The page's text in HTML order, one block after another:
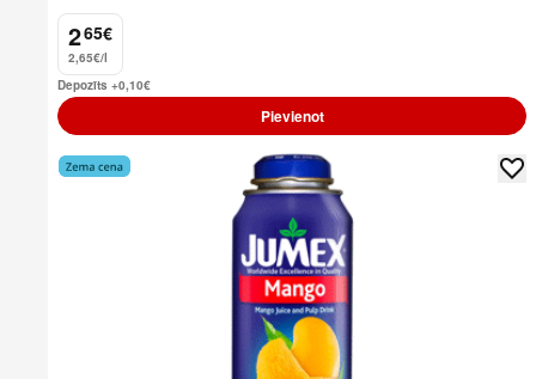
2
. 65€
2,65€/l
Depozīts +0,10€
Pievienot